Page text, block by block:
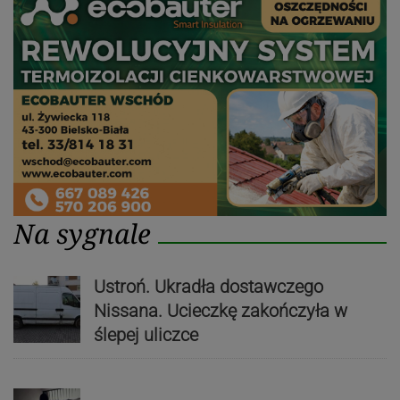
Na sygnale
Ustroń. Ukradła dostawczego
Nissana. Ucieczkę zakończyła w
ślepej uliczce